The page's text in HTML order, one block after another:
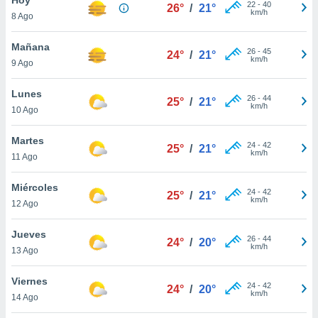
en
más
nuestra
de
cookies
aceptar
8 Ago
26° / 21° 22- 40
km/h
Mañana
9 Ago
24° / 21° 26- 45
km/h
Lunes
10 Ago
25° / 21° 26- 44
km/h
Martes
11 Ago
25° / 21° 24- 42
km/h
Miércoles
12 Ago
25° / 21° 24- 42
km/h
Jueves
13 Ago
24° / 20° 26- 44
km/h
Viernes
14 Ago
24° / 20° 24- 42
km/h